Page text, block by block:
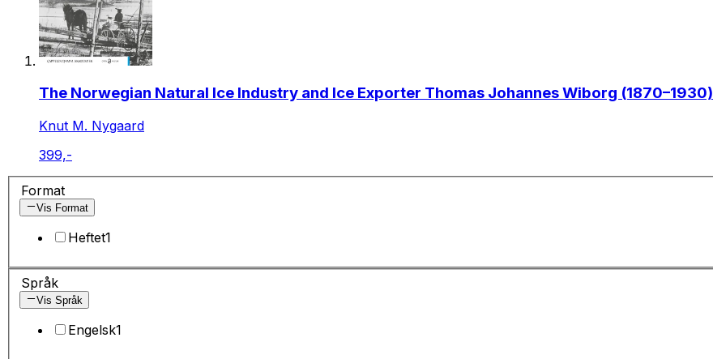
The Norwegian Natural Ice Industry and Ice Exporter Thomas Johannes Wiborg (1870–1930)
Knut M. Nygaard
399,-
Format
Vis Format
Heftet1
Språk
Vis Språk
Engelsk1